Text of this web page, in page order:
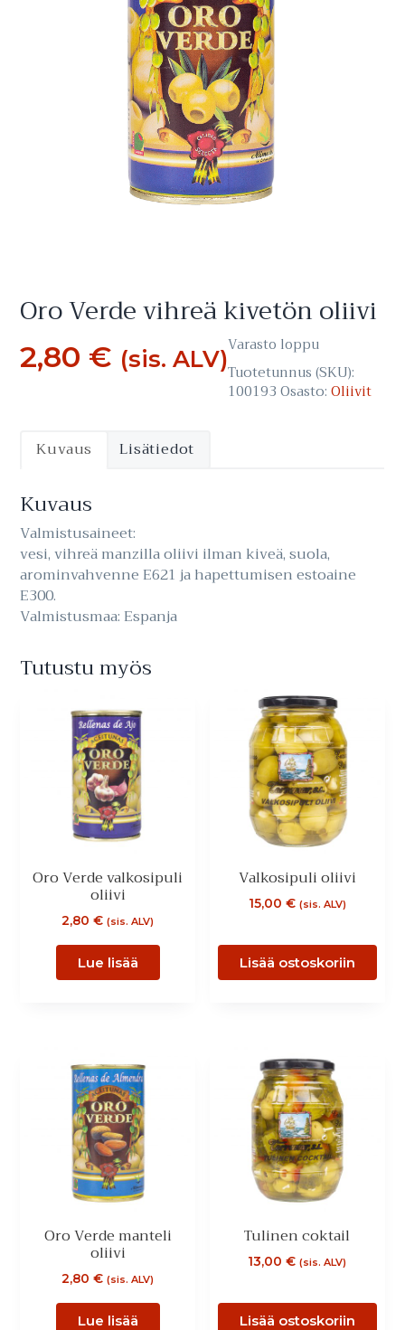
Oro Verde vihreä kivetön oliivi
2,80 € (sis. ALV)Varasto loppu
Tuotetunnus (SKU):
100193 Osasto:Oliivit
Kuvaus Lisätiedot
Kuvaus
Valmistusaineet:
vesi, vihreä manzilla oliivi ilman kiveä, suola,
arominvahvenne E621 ja hapettumisen estoaine
E300.
Valmistusmaa: Espanja
Tutustu myös
Oro Verde valkosipuli
oliivi
2,80€ (sis. ALV)
Lue lisää
Valkosipuli oliivi
15,00 € (sis. ALV)
Lisää ostoskoriin
Oro Verde manteli
oliivi
2,80€ (sis. ALV)
Lue lisää
Tulinen coktail
13,00€ (sis. ALV)
Lisää ostoskoriin